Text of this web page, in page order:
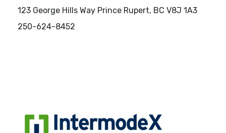
123 George Hills Way Prince Rupert, BC V8J 1A3
250-624-8452